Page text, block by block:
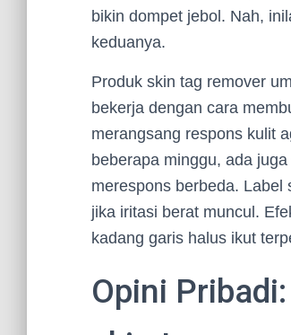
bikin dompet jebol. Nah,
keduanya.
Produk skin tag remover
bekerja dengan cara
merangsang respons kulit
beberapa minggu, ada
merespons berbeda. Label
jika iritasi berat muncul.
kadang garis halus ikut
Opini